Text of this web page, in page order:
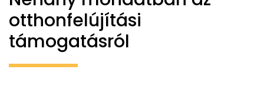
otthonfelújítási
támogatásról